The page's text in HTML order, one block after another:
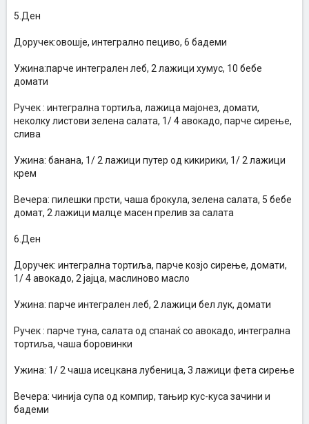
5.Ден
Доручек:овошје, интегрално пециво, 6 бадеми
Ужина:парче интегрален леб, 2 лажици хумус, 10 бебе
домати
Ручек : интегрална тортиља, лажица мајонез, домати,
неколку листови зелена салата, 1/ 4 авокадо, парче сирење,
слива
Ужина: банана, 1/ 2 лажици путер од кикирики, 1/ 2 лажици
крем
Вечера: пилешки прсти, чаша брокула, зелена салата, 5 бебе
домат, 2 лажици малце масен прелив за салата
6.Ден
Доручек: интегрална тортиља, парче козјо сирење, домати,
1/ 4 авокадо, 2 јајца, маслиново масло
Ужина: парче интегрален леб, 2 лажици бел лук, домати
Ручек : парче туна, салата од спанаќ со авокадо, интегрална
тортиља, чаша боровинки
Ужина: 1/ 2 чаша исецкана лубеница, 3 лажици фета сирење
Вечера: чинија супа од компир, тањир кус-куса зачини и
бадеми